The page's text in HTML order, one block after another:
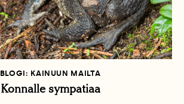
BLOGI: KAINUUN MAILTA
Konnalle sympatiaa